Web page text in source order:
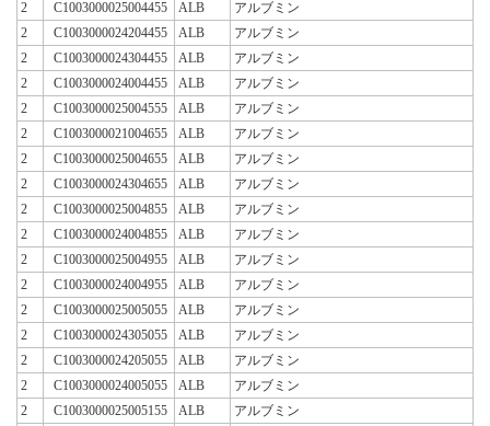
2
C1003000025004455 ALB
アルブミン
2
C1003000024204455 ALB
アルブミン
2
C1003000024304455 ALB
アルブミン
2
C1003000024004455 ALB
アルブミン
2
C1003000025004555 ALB
アルブミン
2
C1003000021004655 ALB
アルブミン
2
C1003000025004655 ALB
アルブミン
2
C1003000024304655 ALB
アルブミン
2
C1003000025004855 ALB
アルブミン
2
C1003000024004855 ALB
アルブミン
2
C1003000025004955 ALB
アルブミン
2
C1003000024004955 ALB
アルブミン
2
C1003000025005055 ALB
アルブミン
2
C1003000024305055 ALB
アルブミン
2
C1003000024205055 ALB
アルブミン
2
C1003000024005055 ALB
アルブミン
2
C1003000025005155 ALB
アルブミン